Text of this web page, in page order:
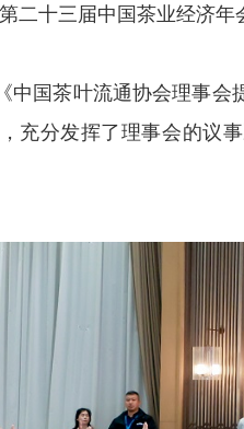
二十三届中国茶业经济年
中国茶叶流通协会理事
充分发挥了理事会的议